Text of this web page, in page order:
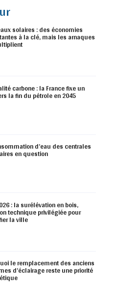
solaires : des économies
à la clé, mais les arnaques
carbone : la France fixe un
la fin du pétrole en 2045
d’eau des centrales
en question
: la surélévation en bois,
technique privilégiée pour
la ville
le remplacement des anciens
d’éclairage reste une priorité